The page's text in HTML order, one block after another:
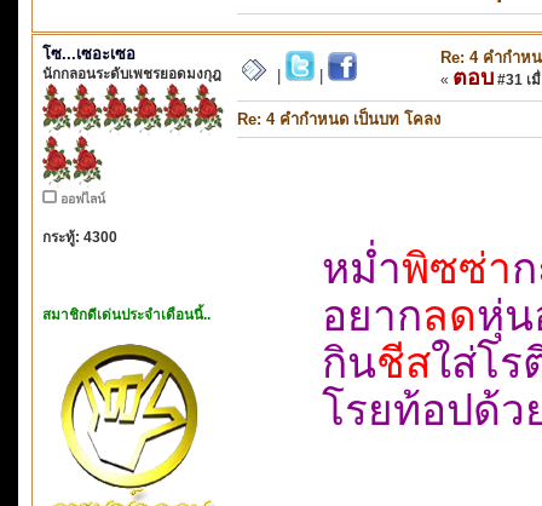
โซ...เซอะเซอ
นักกลอนระดับเพชรยอดมงกุฎ
ออฟไลน์
กระทู้: 4300
สมาชิกดีเด่นประจำเดือนนี้..
Re: 4 คำกำห
« ตอบ #31 เ
Re: 4 คำกำหนด เป็นบท โคลง
หม่ำพิซซ่า
อยากลดหุ่
กินชีสใส่โ
โรยท้อปด้